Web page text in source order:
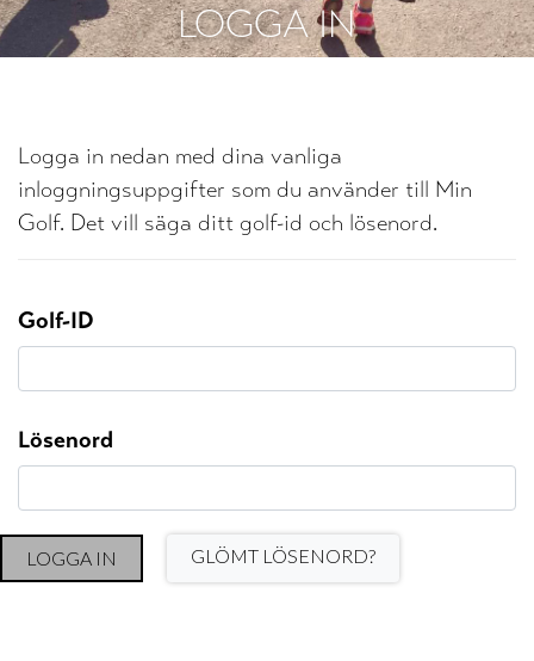
LOGGA IN
Logga in nedan med dina vanliga
inloggningsuppgifter som du använder till Min
Golf. Det vill säga ditt golf-id och lösenord.
Golf-ID
Lösenord
LOGGA IN GLÖMT LÖSENORD?